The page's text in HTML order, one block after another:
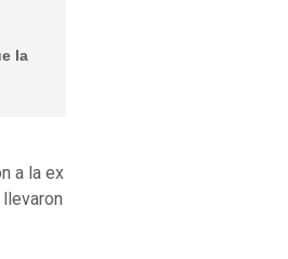
la
a la ex